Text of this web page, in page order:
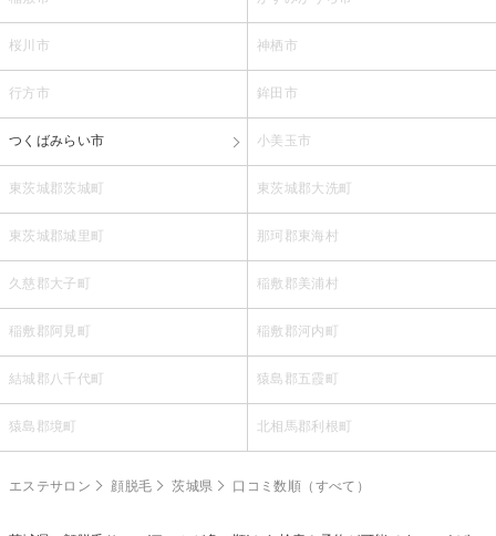
桜川市 神栖市
行方市 鉾田市
つくばみらい市 小美玉市
東茨城郡茨城町 東茨城郡大洗町
東茨城郡城里町 那珂郡東海村
久慈郡大子町 稲敷郡美浦村
稲敷郡阿見町 稲敷郡河内町
結城郡八千代町 猿島郡五霞町
猿島郡境町 北相馬郡利根町
エステサロン 顔脱毛 茨城県 口コミ数順（すべて）